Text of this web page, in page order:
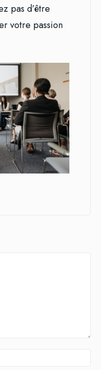
pas d’être
votre passion